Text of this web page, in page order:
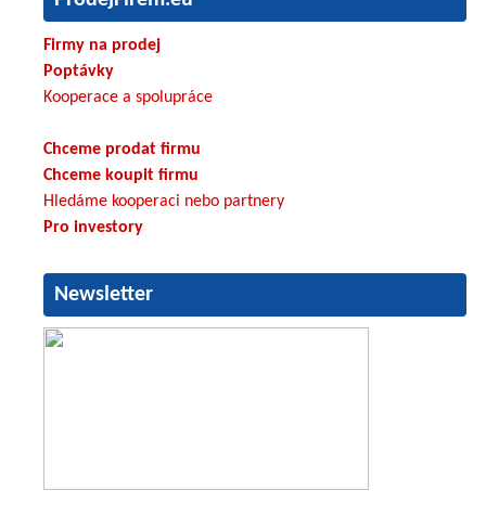
Firmy na prodej
Poptávky
Kooperace a spolupráce
Chceme prodat firmu
Chceme koupit firmu
Hledáme kooperaci nebo partnery
Pro investory
Newsletter